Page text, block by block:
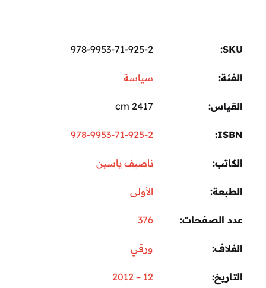
SKU:
978-9953-71-925-2
الفئة: سياسة
القياس 2417 cm
ISBN
978-9953-71-925-2
الكاتب ناصيف ياسين
الطبعة الأولى
عدد الصفحات 376
الغلاف ورقي
التاريخ 12 – 2012